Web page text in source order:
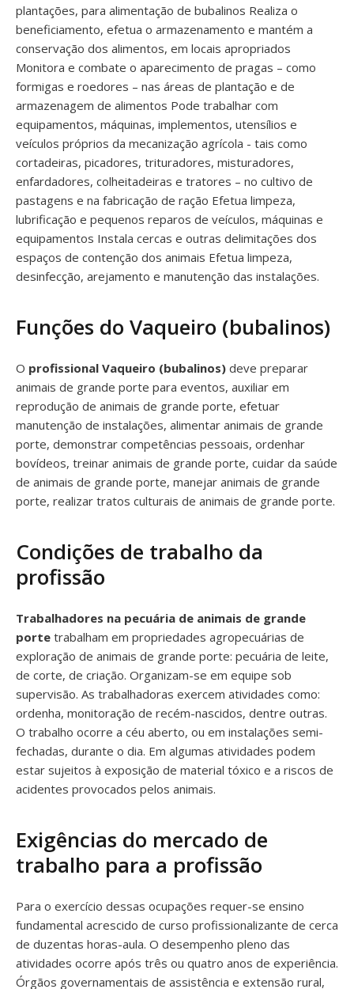
plantações, para alimentação de bubalinos Realiza o
beneficiamento, efetua o armazenamento e mantém a
conservação dos alimentos, em locais apropriados
Monitora e combate o aparecimento de pragas – como
formigas e roedores – nas áreas de plantação e de
armazenagem de alimentos Pode trabalhar com
equipamentos, máquinas, implementos, utensílios e
veículos próprios da mecanização agrícola - tais como
cortadeiras, picadores, trituradores, misturadores,
enfardadores, colheitadeiras e tratores – no cultivo de
pastagens e na fabricação de ração Efetua limpeza,
lubrificação e pequenos reparos de veículos, máquinas e
equipamentos Instala cercas e outras delimitações dos
espaços de contenção dos animais Efetua limpeza,
desinfecção, arejamento e manutenção das instalações.
Funções do Vaqueiro (bubalinos)
O profissional Vaqueiro (bubalinos) deve preparar
animais de grande porte para eventos, auxiliar em
reprodução de animais de grande porte, efetuar
manutenção de instalações, alimentar animais de grande
porte, demonstrar competências pessoais, ordenhar
bovídeos, treinar animais de grande porte, cuidar da saúde
de animais de grande porte, manejar animais de grande
porte, realizar tratos culturais de animais de grande porte.
Condições de trabalho da
profissão
Trabalhadores na pecuária de animais de grande
porte trabalham em propriedades agropecuárias de
exploração de animais de grande porte: pecuária de leite,
de corte, de criação. Organizam-se em equipe sob
supervisão. As trabalhadoras exercem atividades como:
ordenha, monitoração de recém-nascidos, dentre outras.
O trabalho ocorre a céu aberto, ou em instalações semi-
fechadas, durante o dia. Em algumas atividades podem
estar sujeitos à exposição de material tóxico e a riscos de
acidentes provocados pelos animais.
Exigências do mercado de
trabalho para a profissão
Para o exercício dessas ocupações requer-se ensino
fundamental acrescido de curso profissionalizante de cerca
de duzentas horas-aula. O desempenho pleno das
atividades ocorre após três ou quatro anos de experiência.
Órgãos governamentais de assistência e extensão rural,